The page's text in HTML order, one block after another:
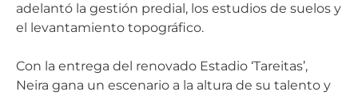
adelantó la gestión predial, los estudios de suelos y
el levantamiento topográfico.
Con la entrega del renovado Estadio ‘Tareitas’,
Neira gana un escenario a la altura de su talento y